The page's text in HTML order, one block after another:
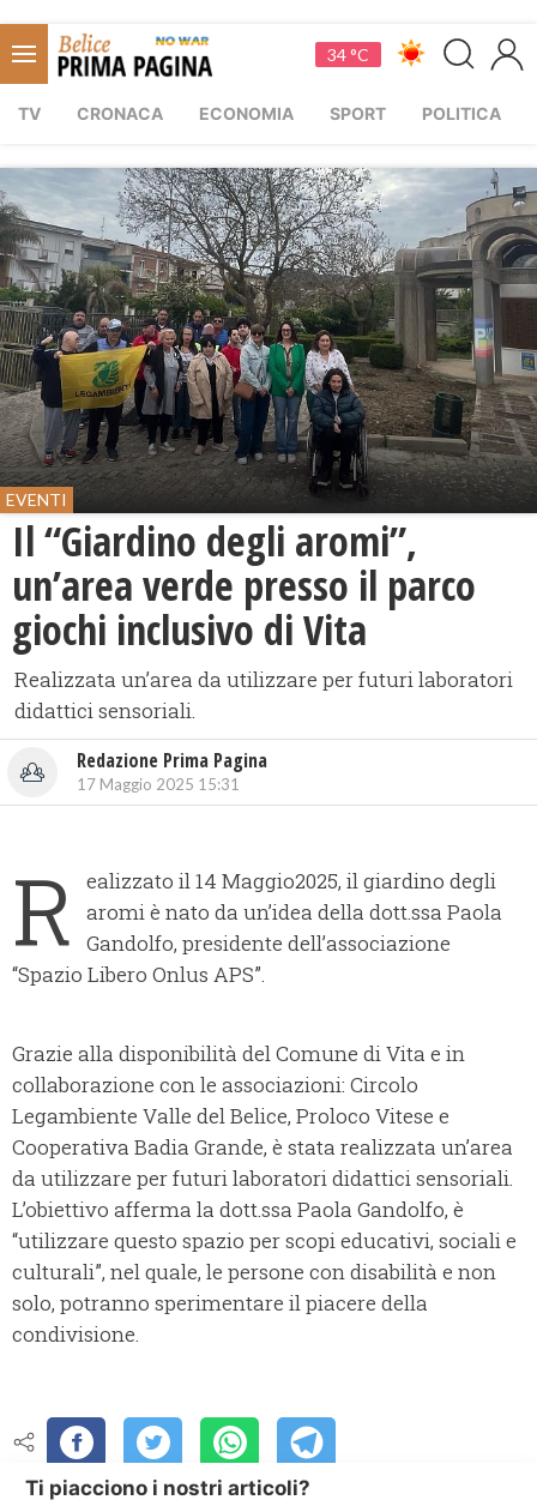
34 °C
TV CRONACA ECONOMIA SPORT POLITICA
EVENTI
Il “Giardino degli aromi”,
un’area verde presso il parco
giochi inclusivo di Vita
Realizzata un’area da utilizzare per futuri laboratori
didattici sensoriali.
Redazione Prima Pagina
17 Maggio 2025 15:31
R
ealizzato il 14 Maggio2025, il giardino degli
aromi è nato da un’idea della dott.ssa Paola
Gandolfo, presidente dell’associazione
“Spazio Libero Onlus APS”.
Grazie alla disponibilità del Comune di Vita e in
collaborazione con le associazioni: Circolo
Legambiente Valle del Belice, Proloco Vitese e
Cooperativa Badia Grande, è stata realizzata un’area
da utilizzare per futuri laboratori didattici sensoriali.
L’obiettivo afferma la dott.ssa Paola Gandolfo, è
“utilizzare questo spazio per scopi educativi, sociali e
culturali”, nel quale, le persone con disabilità e non
solo, potranno sperimentare il piacere della
condivisione.
Ti piacciono i nostri articoli?